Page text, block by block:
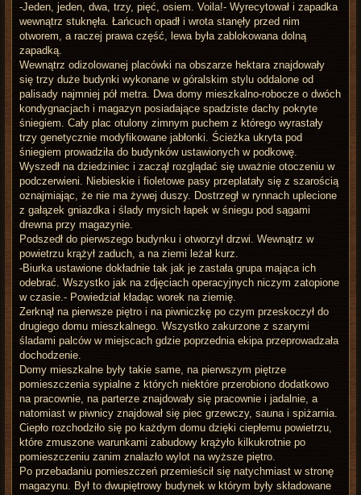
-Jeden, jeden, dwa, trzy, pięć, osiem. Voila!- Wyrecytował i zapadka
wewnątrz stuknęła. Łańcuch opadł i wrota stanęły przed nim
otworem, a raczej prawa część, lewa była zablokowana dolną
zapadką.
Wewnątrz odizolowanej placówki na obszarze hektara znajdowały
się trzy duże budynki wykonane w góralskim stylu oddalone od
palisady najmniej pół metra. Dwa domy mieszkalno-robocze o dwóch
kondygnacjach i magazyn posiadające spadziste dachy pokryte
śniegiem. Cały plac otulony zimnym puchem z którego wyrastały
trzy genetycznie modyfikowane jabłonki. Ścieżka ukryta pod
śniegiem prowadziła do budynków ustawionych w podkowę.
Wyszedł na dziedziniec i zaczął rozglądać się uważnie otoczeniu w
podczerwieni. Niebieskie i fioletowe pasy przeplatały się z szarością
oznajmiając, że nie ma żywej duszy. Dostrzegł w rynnach uplecione
z gałązek gniazdka i ślady mysich łapek w śniegu pod sągami
drewna przy magazynie.
Podszedł do pierwszego budynku i otworzył drzwi. Wewnątrz w
powietrzu krążył zaduch, a na ziemi leżał kurz.
-Biurka ustawione dokładnie tak jak je zastała grupa mająca ich
odebrać. Wszystko jak na zdjęciach operacyjnych niczym zatopione
w czasie.- Powiedział kładąc worek na ziemię.
Zerknął na pierwsze piętro i na piwniczkę po czym przeskoczył do
drugiego domu mieszkalnego. Wszystko zakurzone z szarymi
śladami palców w miejscach gdzie poprzednia ekipa przeprowadzała
dochodzenie.
Domy mieszkalne były takie same, na pierwszym piętrze
pomieszczenia sypialne z których niektóre przerobiono dodatkowo
na pracownie, na parterze znajdowały się pracownie i jadalnie, a
natomiast w piwnicy znajdował się piec grzewczy, sauna i spiżarnia.
Ciepło rozchodziło się po każdym domu dzięki ciepłemu powietrzu,
które zmuszone warunkami zabudowy krążyło kilkukrotnie po
pomieszczeniu zanim znalazło wylot na wyższe piętro.
Po przebadaniu pomieszczeń przemieścił się natychmiast w stronę
magazynu. Był to dwupiętrowy budynek w którym były składowane